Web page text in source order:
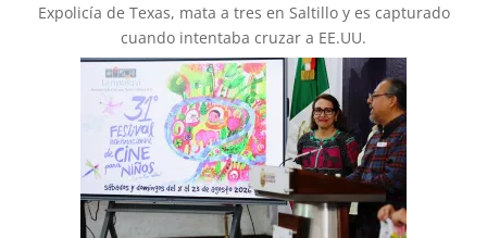
Expolicía de Texas, mata a tres en Saltillo y es capturado
cuando intentaba cruzar a EE.UU.